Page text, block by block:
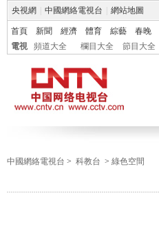
央視網 中國網絡電視台 網站地圖
首頁 新聞 經濟 體育 綜藝 春晚
電視
頻道大全 欄目大全 節目大全
中國網絡電視台 > 科教台 > 綠色空間